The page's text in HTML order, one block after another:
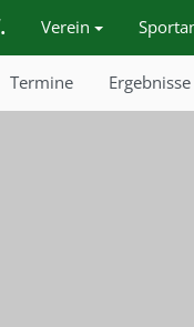
Verein
Termine Ergebnisse